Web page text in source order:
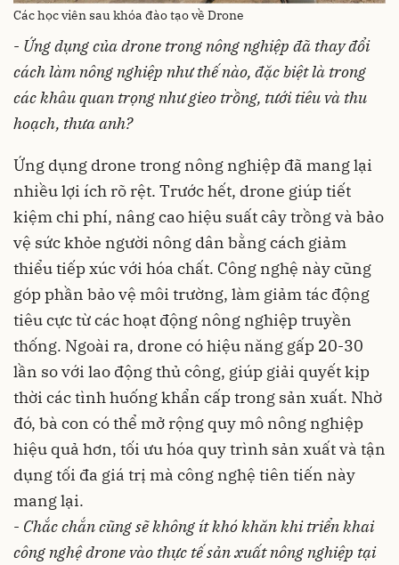
Các học viên sau khóa đào tạo về Drone
- Ứng dụng của drone trong nông nghiệp đã thay đổi
cách làm nông nghiệp như thế nào, đặc biệt là trong
các khâu quan trọng như gieo trồng, tưới tiêu và thu
hoạch, thưa anh?
Ứng dụng drone trong nông nghiệp đã mang lại
nhiều lợi ích rõ rệt. Trước hết, drone giúp tiết
kiệm chi phí, nâng cao hiệu suất cây trồng và bảo
vệ sức khỏe người nông dân bằng cách giảm
thiểu tiếp xúc với hóa chất. Công nghệ này cũng
góp phần bảo vệ môi trường, làm giảm tác động
tiêu cực từ các hoạt động nông nghiệp truyền
thống. Ngoài ra, drone có hiệu năng gấp 20-30
lần so với lao động thủ công, giúp giải quyết kịp
thời các tình huống khẩn cấp trong sản xuất. Nhờ
đó, bà con có thể mở rộng quy mô nông nghiệp
hiệu quả hơn, tối ưu hóa quy trình sản xuất và tận
dụng tối đa giá trị mà công nghệ tiên tiến này
mang lại.
- Chắc chắn cũng sẽ không ít khó khăn khi triển khai
công nghệ drone vào thực tế sản xuất nông nghiệp tại